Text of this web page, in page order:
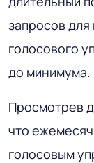
запросов
голосового
до минимума.
Просмотрев
что
голосовым